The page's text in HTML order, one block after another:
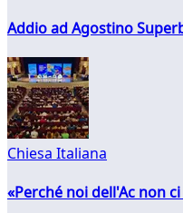
Addio ad Agostino
Chiesa Italiana
«Perché noi dell'Ac non